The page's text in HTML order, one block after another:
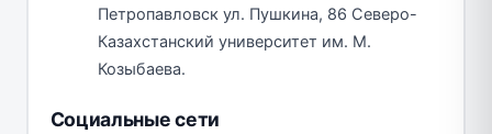
Петропавловск ул. Пушкина, 86 Северо-
Казахстанский университет им. М.
Козыбаева.
Социальные сети